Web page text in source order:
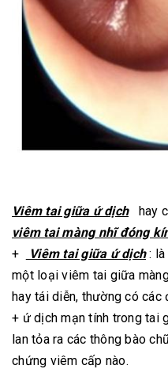
Viêm tai giữa ứ dịchhay
viêm tai màng nhĩ đóng
+
Viêm tai giữa ứ dịch: là
một loại viêm tai giữa
hay tái diễn, thường có các
+ ứ dịch mạn tính trong tai
lan tỏa ra các thông bào
chứng viêm cấp nào.